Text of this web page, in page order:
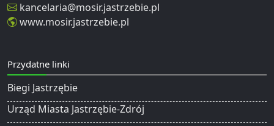
kancelaria@mosir.jastrzebie.pl
www.mosir.jastrzebie.pl
Przydatne linki
Biegi Jastrzębie
Urząd Miasta Jastrzębie-Zdrój